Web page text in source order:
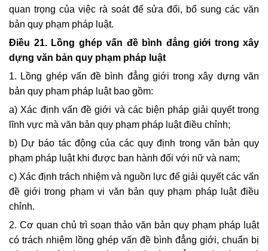
quan trọng của việc rà soát để sửa đổi, bổ sung các văn
bản quy phạm pháp luật.
Điều 21. Lồng ghép vấn đề bình đẳng giới trong xây
dựng văn bản quy phạm pháp luật
1. Lồng ghép vấn đề bình đẳng giới trong xây dựng văn
bản quy phạm pháp luật bao gồm:
a) Xác định vấn đề giới và các biện pháp giải quyết trong
lĩnh vực mà văn bản quy phạm pháp luật điều chỉnh;
b) Dự báo tác động của các quy định trong văn bản quy
phạm pháp luật khi được ban hành đối với nữ và nam;
c) Xác định trách nhiệm và nguồn lực để giải quyết các vấn
đề giới trong phạm vi văn bản quy phạm pháp luật điều
chỉnh.
2. Cơ quan chủ trì soạn thảo văn bản quy phạm pháp luật
có trách nhiệm lồng ghép vấn đề bình đẳng giới, chuẩn bị